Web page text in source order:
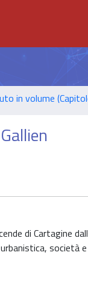
in volume
di Cartagine
società